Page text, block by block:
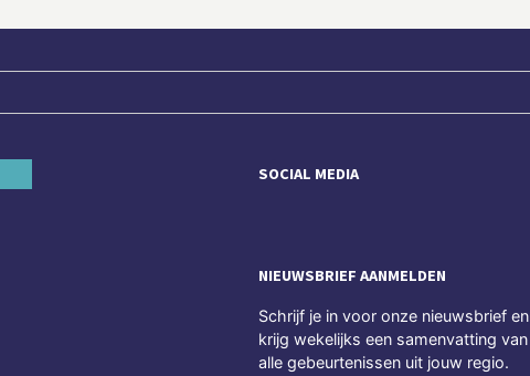
SOCIAL MEDIA
NIEUWSBRIEF AANMELDEN
Schrijf je in voor onze nieuwsbrief en
krijg wekelijks een samenvatting van
alle gebeurtenissen uit jouw regio.